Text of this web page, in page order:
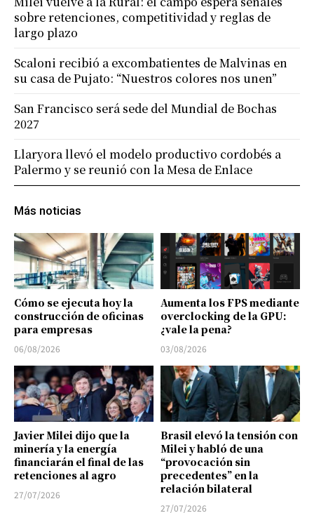
Más noticias
Cómo se ejecuta hoy la
construcción de oficinas
para empresas
06/08/2026
Aumenta los FPS mediante
overclocking de la GPU:
¿vale la pena?
03/08/2026
Javier Milei dijo que la
minería y la energía
financiarán el final de las
retenciones al agro
27/07/2026
Brasil elevó la tensión con
Milei y habló de una
“provocación sin
precedentes” en la
relación bilateral
27/07/2026
sobre retenciones, competitividad y reglas de
largo plazo
Scaloni recibió a excombatientes de Malvinas en
su casa de Pujato: “Nuestros colores nos unen”
San Francisco será sede del Mundial de Bochas
2027
Llaryora llevó el modelo productivo cordobés a
Palermo y se reunió con la Mesa de Enlace